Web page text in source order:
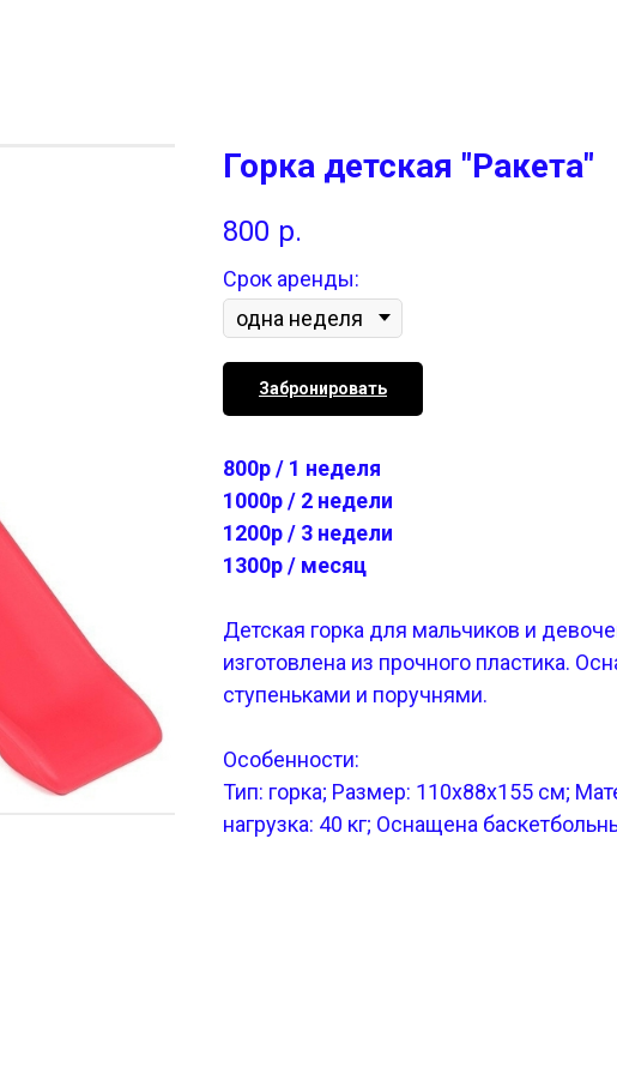
Горка детская "Ракета"
800 р.
Срок аренды:
Забронировать
800р / 1 неделя
1000р / 2 недели
1200р / 3 недели
1300р / месяц
Детская горка для мальчиков и
изготовлена из прочного пластика.
ступеньками и поручнями.
Особенности:
Тип: горка; Размер: 110х88х155 см;
нагрузка: 40 кг; Оснащена